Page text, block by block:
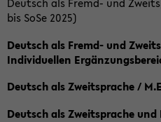
bis SoSe 2025)
Deutsch als Fremd- und
Individuellen
Deutsch als Zweitsprache /
Deutsch als Zweitsprache